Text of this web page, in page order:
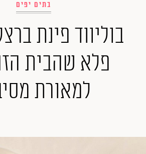
אופנה
ביוטי
סלבס
בתים יפים
בוליווד פינת
פלא שהבית
למאורת